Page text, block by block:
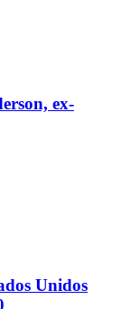
ex-
Unidos